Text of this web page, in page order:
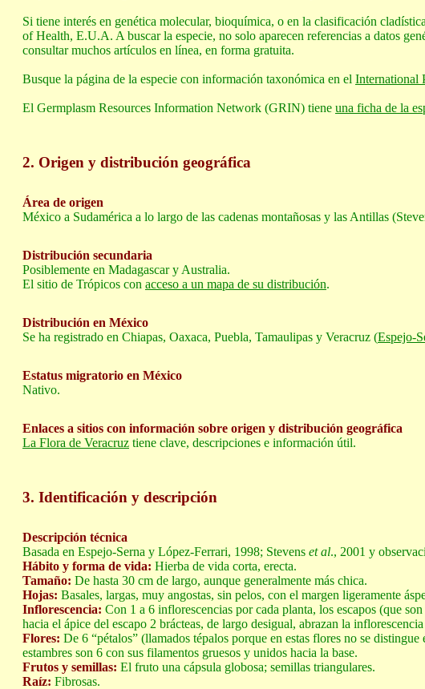
Si tiene interés en genética molecular, bioquímica, o en la clasificación
of Health, E.U.A. A buscar la especie, no solo aparecen referencias a datos
consultar muchos artículos en línea, en forma gratuita.
Busque la página de la especie con información taxonómica en el International
El Germplasm Resources Information Network (GRIN) tiene una ficha de la
2. Origen y distribución geográfica
Área de origen
México a Sudamérica a lo largo de las cadenas montañosas y las Antillas
Distribución secundaria
Posiblemente en Madagascar y Australia.
El sitio de Trópicos con acceso a un mapa de su distribución.
Distribución en México
Se ha registrado en Chiapas, Oaxaca, Puebla, Tamaulipas y Veracruz (Espejo-
Estatus migratorio en México
Nativo.
Enlaces a sitios con información sobre origen y distribución geográfica
La Flora de Veracruz tiene clave, descripciones e información útil.
3. Identificación y descripción
Descripción técnica
Basada en Espejo-Serna y López-Ferrari, 1998; Stevens et al., 2001 y
Hábito y forma de vida: Hierba de vida corta, erecta.
Tamaño: De hasta 30 cm de largo, aunque generalmente más chica.
Hojas: Basales, largas, muy angostas, sin pelos, con el margen ligeramente
Inflorescencia: Con 1 a 6 inflorescencias por cada planta, los escapos (que
hacia el ápice del escapo 2 brácteas, de largo desigual, abrazan la
Flores: De 6 “pétalos” (llamados tépalos porque en estas flores no se
estambres son 6 con sus filamentos gruesos y unidos hacia la base.
Frutos y semillas: El fruto una cápsula globosa; semillas triangulares.
Raíz: Fibrosas.